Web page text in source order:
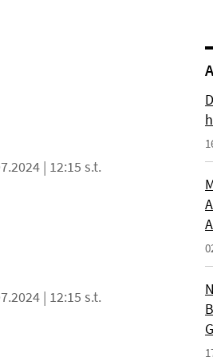
| 12:15 s.t.
| 12:15 s.t.